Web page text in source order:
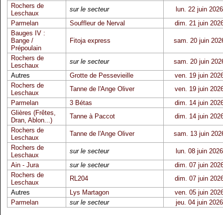
Rochers de
Leschaux
sur le secteur
lun. 22 juin 2026
Parmelan
Souffleur de Nerval
dim. 21 juin
Bauges IV :
Bange /
Prépoulain
Fitoja express sam. 20 juin
Rochers de
Leschaux
sur le secteur
sam. 20 juin
Autres
Grotte de Pessevieille
ven. 19 juin
Rochers de
Leschaux
Tanne de l'Ange Oliver
ven. 19 juin
Parmelan
3 Bétas
dim. 14 juin
Glières (Frêtes,
Dran, Ablon...)
Tanne à Paccot
dim. 14 juin
Rochers de
Leschaux
Tanne de l'Ange Oliver
sam. 13 juin
Rochers de
Leschaux
sur le secteur
lun. 08 juin 2026
Ain - Jura
sur le secteur
dim. 07 juin
Rochers de
Leschaux
RL204
dim. 07 juin
Autres
Lys Martagon
ven. 05 juin
Parmelan
sur le secteur jeu. 04 juin 2026